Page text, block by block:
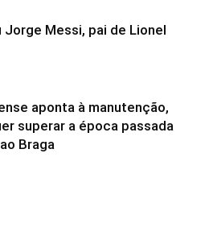
Jorge Messi, pai de Lionel
aponta à manutenção,
superar a época passada
Braga